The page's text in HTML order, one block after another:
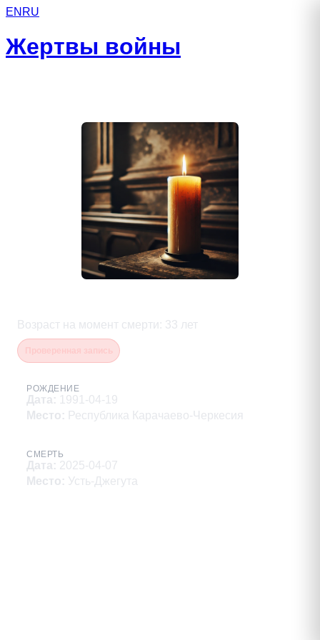
EN RU
Жертвы войны
Возраст на момент смерти : 33 лет
РОЖДЕНИЕ
Дата: 1991-04-19
Место: Республика Карачаево-Черкесия
СМЕРТЬ
Дата: 2025-04-07
Место: Усть-Джегута